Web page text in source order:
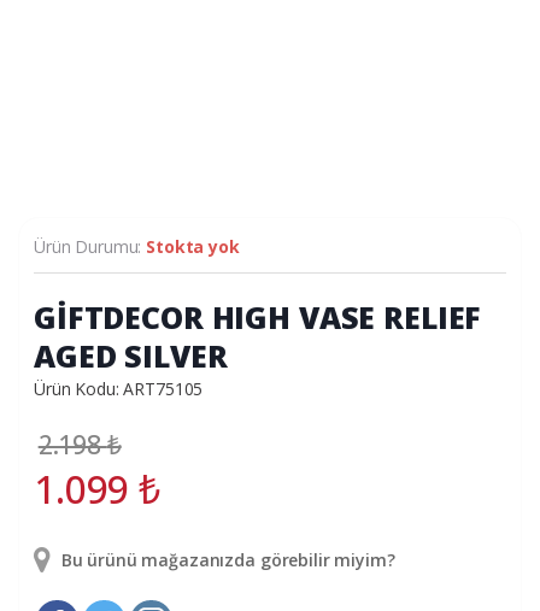
Ürün Durumu: Stokta yok
GİFTDECOR HIGH VASE RELIEF
AGED SILVER
Ürün Kodu: ART75105
2.198₺
1.099₺
Bu ürünü mağazanızda görebilir miyim?